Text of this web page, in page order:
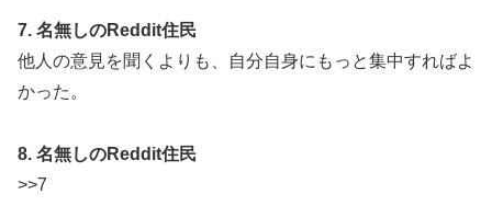
7. 名無しのReddit住民
他人の意見を聞くよりも、自分自身にもっと集中すればよ
かった。
8. 名無しのReddit住民
>>7